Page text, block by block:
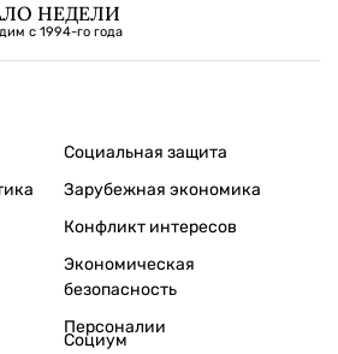
НЕДЕЛИ
с 1994-го года
Социальная защита
Зарубежная экономика
Конфликт интересов
Экономическая
безопасность
Персоналии
Социум